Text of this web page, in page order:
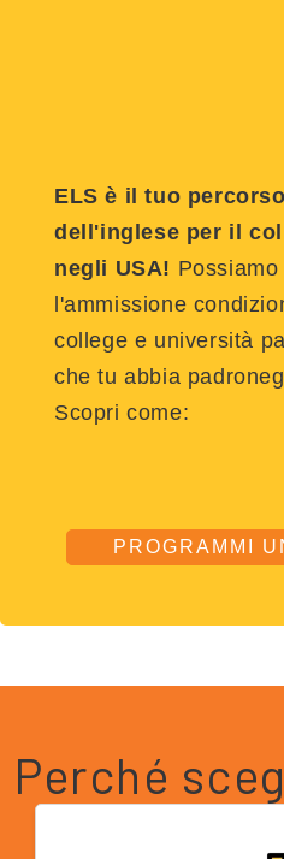
ELS è il tuo
dell'inglese per il
negli USA!
l'ammissione
college e università
che tu abbia
Scopri come:
PROGRAMMI
Perché